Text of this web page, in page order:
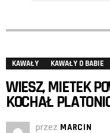
KAWAŁY KAWAŁY O BABIE
WIESZ, MIETEK
KOCHAŁ
przez MARCIN